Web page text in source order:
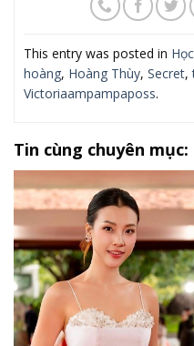
This entry was posted in
hoàng, Hoàng Thùy, Secret,
Victoriaampampaposs.
Tin cùng chuyên mục: